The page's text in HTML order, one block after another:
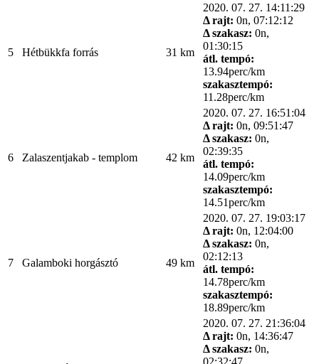
5 Hétbükkfa forrás 31 km
2020. 07. 27. 14:11:29
Δ rajt: 0n, 07:12:12
Δ szakasz: 0n,
01:30:15
átl. tempó:
13.94perc/km
szakasztempó:
11.28perc/km
6 Zalaszentjakab - templom 42 km
2020. 07. 27. 16:51:04
Δ rajt: 0n, 09:51:47
Δ szakasz: 0n,
02:39:35
átl. tempó:
14.09perc/km
szakasztempó:
14.51perc/km
7 Galamboki horgásztó 49 km
2020. 07. 27. 19:03:17
Δ rajt: 0n, 12:04:00
Δ szakasz: 0n,
02:12:13
átl. tempó:
14.78perc/km
szakasztempó:
18.89perc/km
2020. 07. 27. 21:36:04
Δ rajt: 0n, 14:36:47
Δ szakasz: 0n,
02:32:47